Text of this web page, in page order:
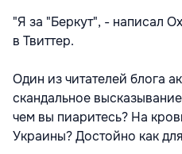
"Я за "Беркут", - написал
в Твиттер.
Один из читателей блога
скандальное
чем вы пиаритесь? На
Украины? Достойно как